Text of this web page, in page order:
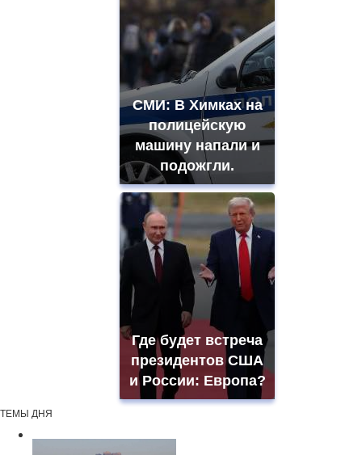
СМИ: В Химках на
полицейскую
машину напали и
подожгли.
Где будет встреча
президентов США
и России: Европа?
ТЕМЫ ДНЯ